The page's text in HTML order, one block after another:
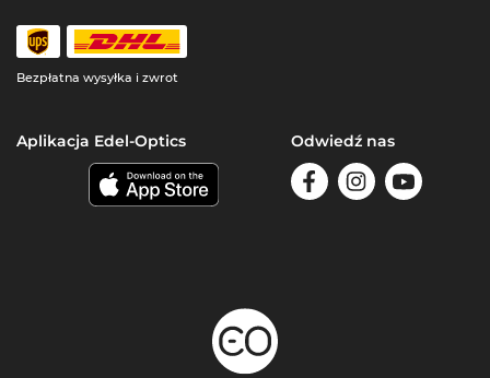
Bezpłatna wysyłka i zwrot
Aplikacja Edel-Optics Odwiedź nas